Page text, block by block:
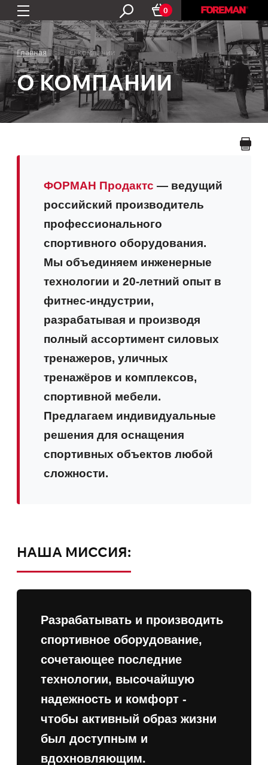
0
Главная О компании
О КОМПАНИИ
ФОРМАН Продактс — ведущий
российский производитель
профессионального
спортивного оборудования.
Мы объединяем инженерные
технологии и 20-летний опыт в
фитнес-индустрии,
разрабатывая и производя
полный ассортимент силовых
тренажеров, уличных
тренажёров и комплексов,
спортивной мебели.
Предлагаем индивидуальные
решения для оснащения
спортивных объектов любой
сложности.
НАША МИССИЯ:
Разрабатывать и производить
спортивное оборудование,
сочетающее последние
технологии, высочайшую
надежность и комфорт -
чтобы активный образ жизни
был доступным и
вдохновляющим.